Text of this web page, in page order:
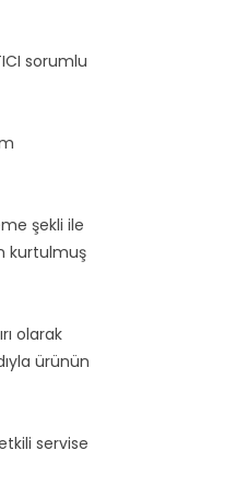
sorumlu
şekli ile
kurtulmuş
olarak
ürünün
servise